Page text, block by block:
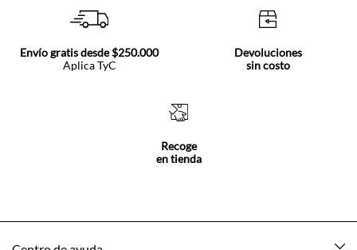
Envío gratis desde $250.000
Aplica TyC
Devoluciones
sin costo
Recoge
en tienda